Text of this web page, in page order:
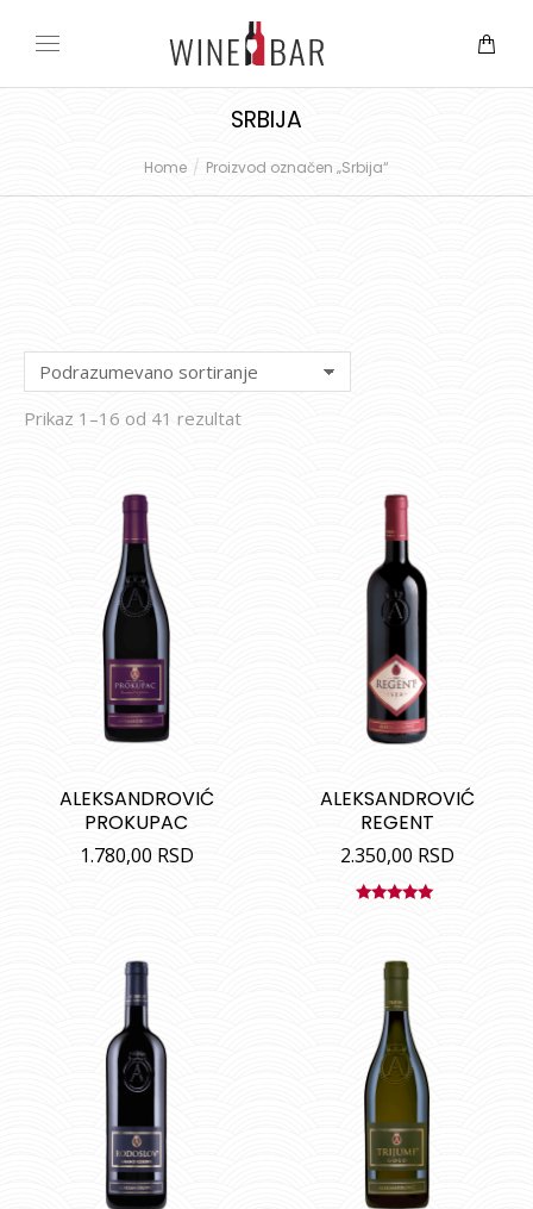
SRBIJA
Home Proizvod označen „Srbija“
Prikaz 1–16 od 41 rezultat
ALEKSANDROVIĆ
PROKUPAC
1.780,00 RSD
ALEKSANDROVIĆ
REGENT
2.350,00 RSD